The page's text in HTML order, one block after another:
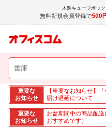
木製キューブボッ
無料新規会員登録で500
重要な
お知らせ
【重要なお知らせ】
届け遅延について
重要な
お知らせ
お盆期間中の商品配
おすすめです）